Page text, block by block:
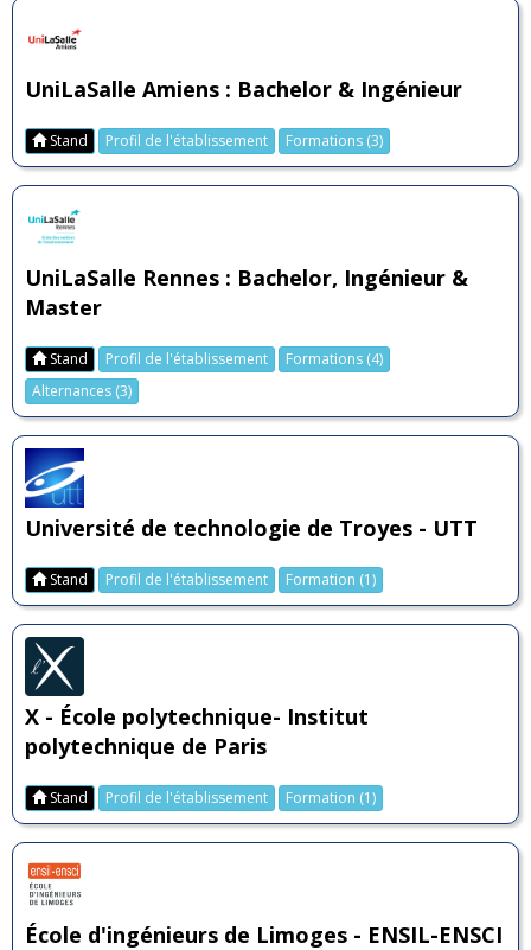
UniLaSalle Amiens : Bachelor & Ingénieur
Stand Profil de l'établissement Formations (3)
UniLaSalle Rennes : Bachelor, Ingénieur &
Master
Stand Profil de l'établissement
Formations (4)
Alternances (3)
Université de technologie de Troyes - UTT
Stand Profil de l'établissement Formation (1)
X - École polytechnique- Institut
polytechnique de Paris
Stand Profil de l'établissement Formation (1)
École d'ingénieurs de Limoges - ENSIL-ENSCI